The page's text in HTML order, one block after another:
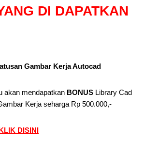
DI DAPATKAN
Gambar Kerja Autocad
akan mendapatkan BONUS Library Cad
Kerja seharga Rp 500.000,-
DISINI